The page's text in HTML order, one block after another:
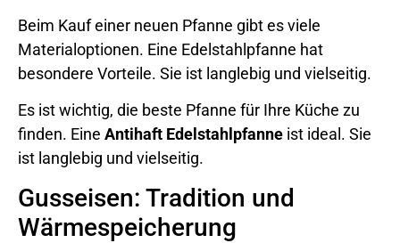
Beim Kauf einer neuen Pfanne gibt es viele
Materialoptionen. Eine Edelstahlpfanne hat
besondere Vorteile. Sie ist langlebig und vielseitig.
Es ist wichtig, die beste Pfanne für Ihre Küche zu
finden. Eine Antihaft Edelstahlpfanne ist ideal. Sie
ist langlebig und vielseitig.
Gusseisen: Tradition und
Wärmespeicherung